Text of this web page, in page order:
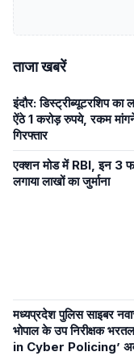
ताजा खबरें
इंदौर: डिस्ट्रीब्यूटरशिप
ऐंठे 1 करोड़ रुपये, रकम
गिरफ्तार
एक्शन मोड में RBI, इन 3
लगाया लाखों का जुर्माना
मध्यप्रदेश पुलिस साइबर
भोपाल के उप निरीक्षक
in Cyber Policing’